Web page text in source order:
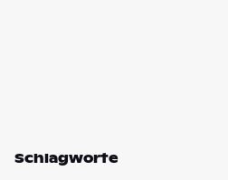
Schlagworte